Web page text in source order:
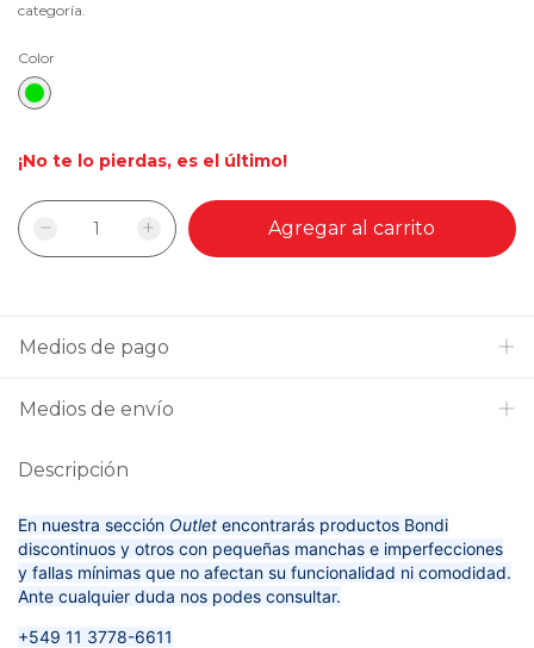
categoría.
Color
¡No te lo pierdas, es el último!
Medios de pago
Medios de envío
Descripción
En nuestra sección Outlet encontrarás productos Bondi
discontinuos y otros con pequeñas manchas e imperfecciones
y fallas mínimas que no afectan su funcionalidad ni comodidad.
Ante cualquier duda nos podes consultar.
+549 11 3778-6611